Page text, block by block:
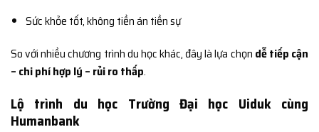
Sức khỏe tốt, không tiền án tiền sự
So với nhiều chương trình du học khác, đây là lựa chọn dễ tiếp cận
– chi phí hợp lý – rủi ro thấp.
Lộ trình du học Trường Đại học Uiduk cùng
Humanbank